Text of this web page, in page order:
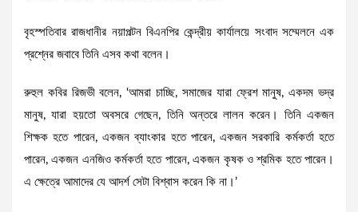
বৃহস্পতিবার রাজধানীর নয়াপল্টন বিএনপির কেন্দ্রীয় কার্যালয়ে সংবাদ সম্মেলনে এক
প্রশ্নের জবাবে তিনি এসব কথা বলেন।
রুহুল কবির রিজভী বলেন, ‘আমরা চাচ্ছি, সমাজের যারা ফ্রেশ মানুষ, একদম ভদ্র
মানুষ, যারা হয়তো অবসরে গেছেন, তিনি অন্তরে লালন করেন। তিনি একজন
শিক্ষক হতে পারেন, একজন ব্যাংকার হতে পারেন, একজন সরকারি কর্মকর্তা হতে
পারেন, একজন এনজিও কর্মকর্তা হতে পারেন, একজন কৃষক ও শ্রমিক হতে পারেন।
এ ক্ষেত্রে আমাদের যে আদর্শ সেটা বিশ্বাস করেন কি না।’